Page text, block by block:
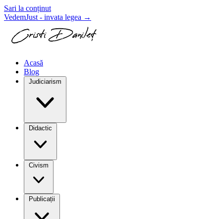
Sari la conținut
VedemJust - invata legea →
Acasă
Blog
Judiciarism
Didactic
Civism
Publicații